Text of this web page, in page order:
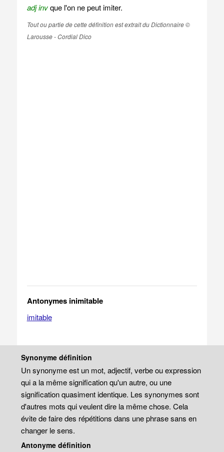
adj invque l'on ne peut imiter.
Tout ou partie de cette définition est extrait du Dictionnaire ©
Larousse - Cordial Dico
Antonymes inimitable
imitable
Synonyme définition
Un synonyme est un mot, adjectif, verbe ou expression
qui a la même signification qu'un autre, ou une
signification quasiment identique. Les synonymes sont
d'autres mots qui veulent dire la même chose. Cela
évite de faire des répétitions dans une phrase sans en
changer le sens.
Antonyme définition